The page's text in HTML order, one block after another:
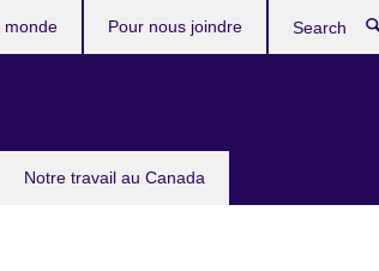
Notre travail au Canada
monde Pour nous joindre